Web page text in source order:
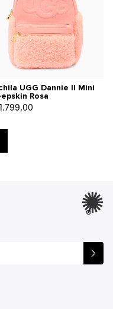
UGG Dannie II Mini
Rosa
®